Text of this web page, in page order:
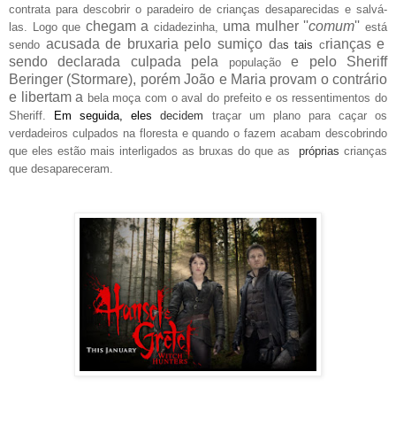
contrata para descobrir o paradeiro de crianças desaparecidas e salvá-
las. Logo que chegam a cidadezinha, uma mulher ''comum''está
sendo acusada de bruxaria pelo sumiço das tais crianças e
sendo declarada culpada pela
populaçãoe pelo Sheriff
Beringer (Stormare), porém João e Maria provam o contrário
e libertam a bela moça com o aval do prefeito e os ressentimentos do
Sheriff.
Em seguida, eles decidem traçar um plano para caçar os
verdadeiros culpados na floresta e quando o fazem acabam descobrindo
que eles estão mais interligados as bruxas do que as próprias crianças
que desapareceram.